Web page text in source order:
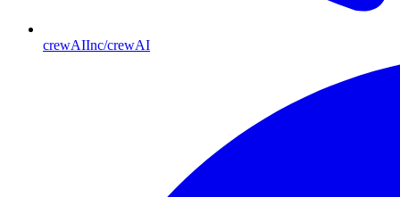
crewAIInc/crewAI